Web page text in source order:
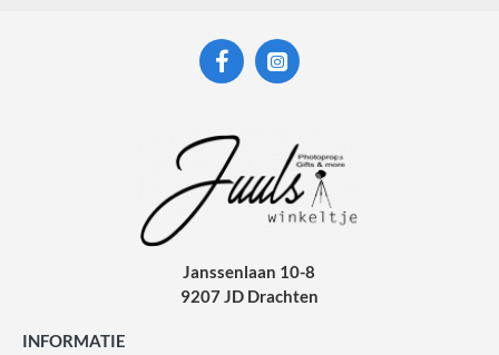
Janssenlaan 10-8
9207 JD Drachten
INFORMATIE